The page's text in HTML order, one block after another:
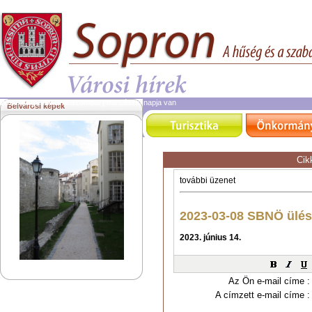
2026. augusztus 8.szombat | ma László napja van
Belvárosi képek
Az Ön e-mail címe :
A címzett e-mail címe :